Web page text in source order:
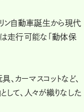
リン自動車誕生から現代
走行可能な「動体保
カーマスコットなど、
て、人々が織りなした